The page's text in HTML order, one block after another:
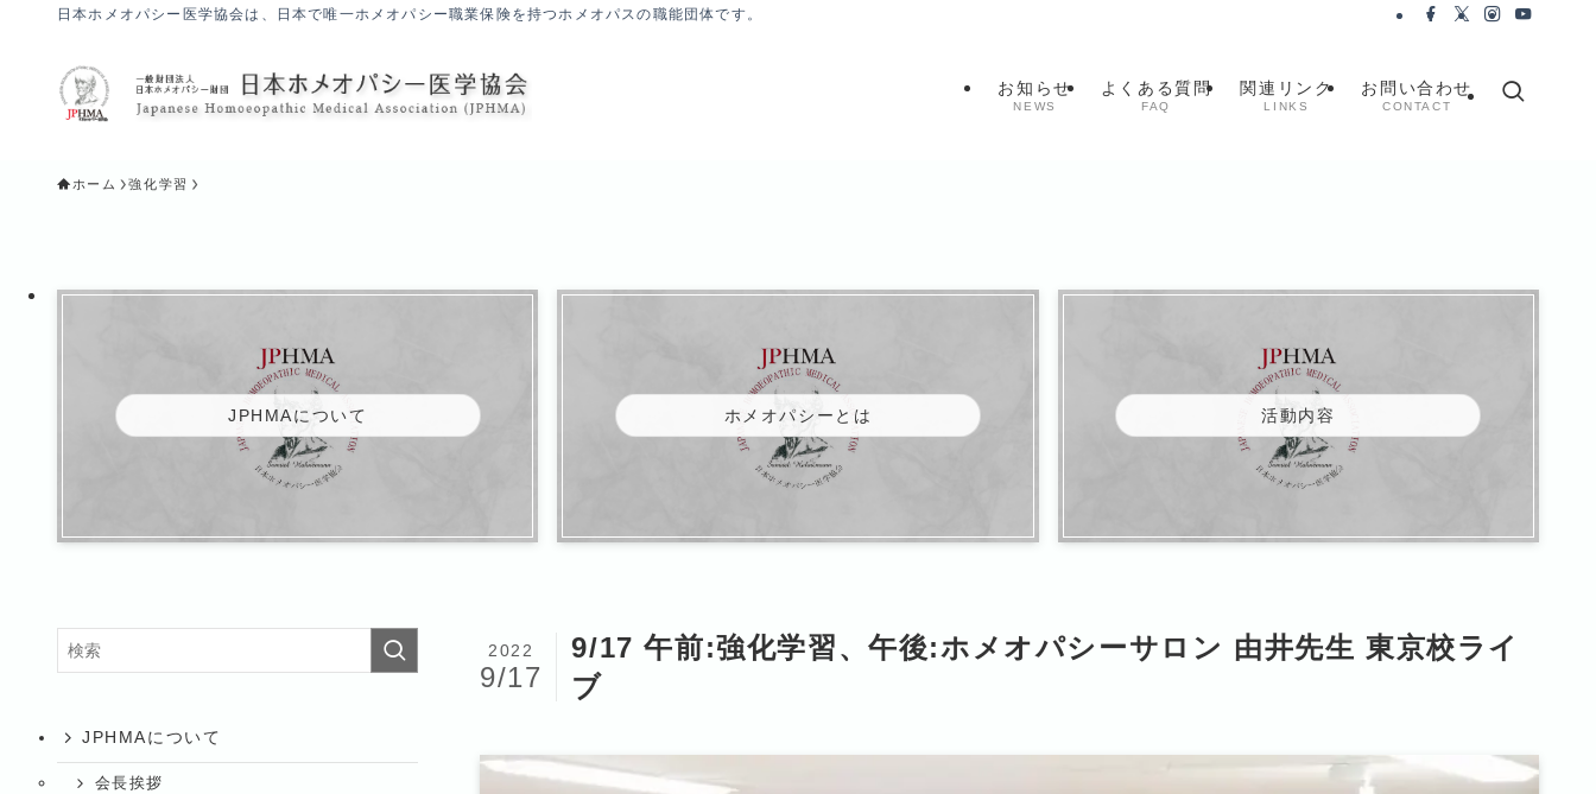
日本ホメオパシー医学協会は、日本で唯一ホメオパシー職業保険を持つホメオパスの職能団体です。
お知らせ
NEWS
よくある質問
FAQ
関連リンク
LINKS
お問い合わせ
CONTACT
ホーム 強化学習
JPHMAについて ホメオパシーとは 活動内容
9/17 午前:強化学習、午後:ホメオパシーサロン 由井先生 東京校ライ
ブ
2022
9/17
JPHMAについて
会長挨拶